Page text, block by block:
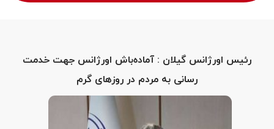
رئیس اورژانس گیلان : آماده‌باش اورژانس جهت خدمت
رسانی به مردم در روزهای گرم